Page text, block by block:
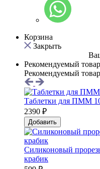
Корзина
Закрыть
Рекомендуемый товар
Рекомендуемый товар
Таблетки для ПММ
2390 ₽
Добавить
Силиконовый
крабик